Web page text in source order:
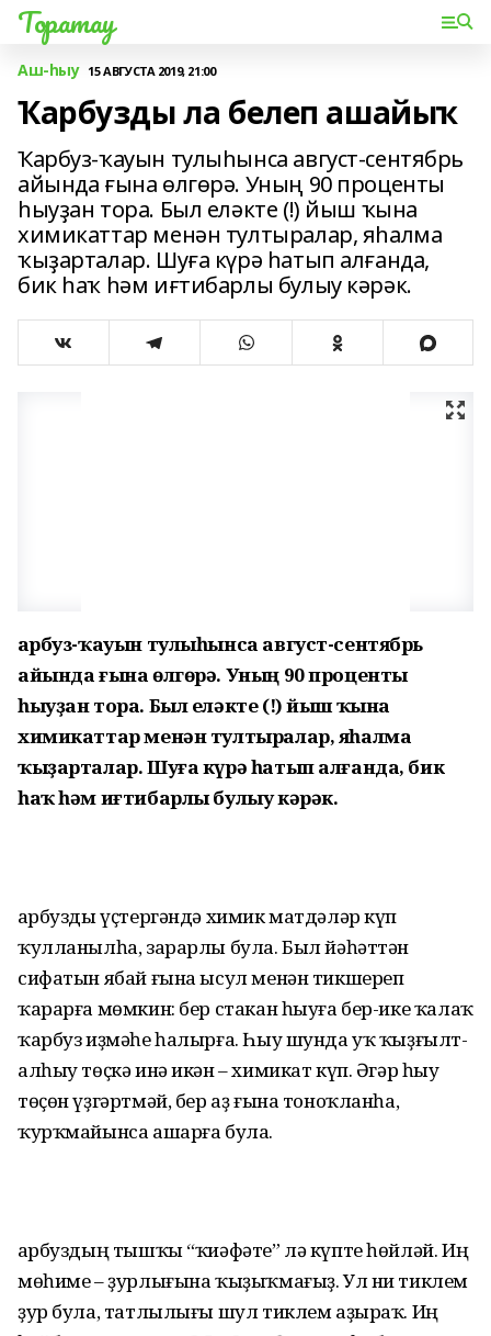
Торатау
Аш-һыу 15 АВГУСТА 2019, 21:00
Ҡарбузды ла белеп ашайыҡ
Ҡарбуз-ҡауын тулыһынса август-сентябрь
айында ғына өлгөрә. Уның 90 проценты
һыуҙан тора. Был еләкте (!) йыш ҡына
химикаттар менән тултыралар, яһалма
ҡыҙарталар. Шуға күрә һатып алғанда,
бик һаҡ һәм иғтибарлы булыу кәрәк.
Ҡарбуз-ҡауын тулыһынса август-сентябрь
айында ғына өлгөрә. Уның 90 проценты
һыуҙан тора. Был еләкте (!) йыш ҡына
химикаттар менән тултыралар, яһалма
ҡыҙарталар. Шуға күрә һатып алғанда, бик
һаҡ һәм иғтибарлы булыу кәрәк.
Ҡарбузды үҫтергәндә химик матдәләр күп
ҡулланылһа, зарарлы була. Был йәһәттән
сифатын ябай ғына ысул менән тикшереп
ҡарарға мөмкин: бер стакан һыуға бер-ике ҡалаҡ
ҡарбуз иҙмәһе һалырға. Һыу шунда уҡ ҡыҙғылт-
алһыу төҫкә инә икән – химикат күп. Әгәр һыу
төҫөн үҙгәртмәй, бер аҙ ғына тоноҡланһа,
ҡурҡмайынса ашарға була.
Ҡарбуздың тышҡы “ҡиәфәте” лә күпте һөйләй. Иң
мөһиме – ҙурлығына ҡыҙыҡ­мағыҙ. Ул ни тиклем
ҙур була, татлылығы шул тиклем аҙыраҡ. Иң